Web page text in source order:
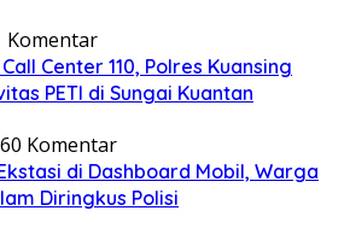
Komentar
Center 110, Polres Kuansing
PETI di Sungai Kuantan
0 Komentar
di Dashboard Mobil, Warga
Diringkus Polisi